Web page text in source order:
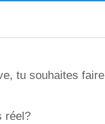
tu souhaites faire
réel?